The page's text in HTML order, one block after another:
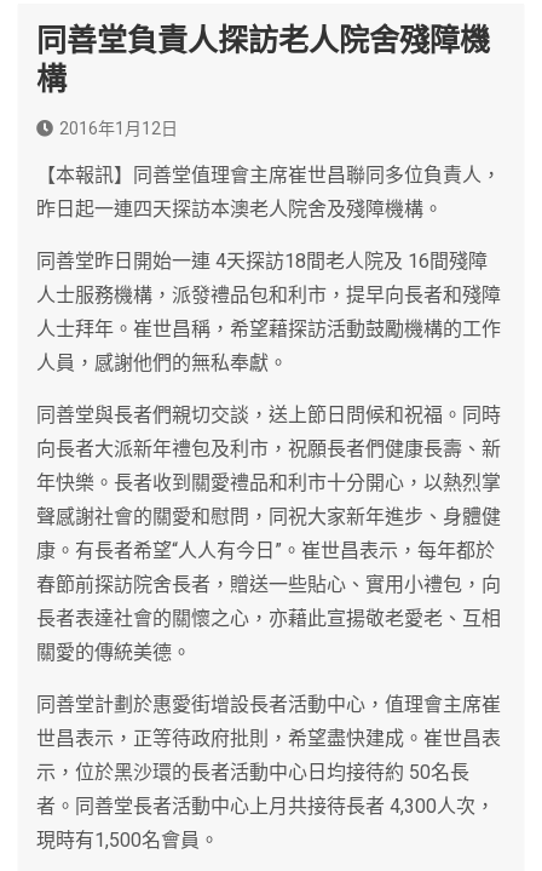
同善堂負責人探訪老人院舍殘障機
構
2016年1月12日
【本報訊】同善堂值理會主席崔世昌聯同多位負責人，
昨日起一連四天探訪本澳老人院舍及殘障機構。
同善堂昨日開始一連 4天探訪18間老人院及 16間殘障
人士服務機構，派發禮品包和利市，提早向長者和殘障
人士拜年。崔世昌稱，希望藉探訪活動鼓勵機構的工作
人員，感謝他們的無私奉獻。
同善堂與長者們親切交談，送上節日問候和祝福。同時
向長者大派新年禮包及利市，祝願長者們健康長壽、新
年快樂。長者收到關愛禮品和利市十分開心，以熱烈掌
聲感謝社會的關愛和慰問，同祝大家新年進步、身體健
康。有長者希望“人人有今日”。崔世昌表示，每年都於
春節前探訪院舍長者，贈送一些貼心、實用小禮包，向
長者表達社會的關懷之心，亦藉此宣揚敬老愛老、互相
關愛的傳統美德。
同善堂計劃於惠愛街增設長者活動中心，值理會主席崔
世昌表示，正等待政府批則，希望盡快建成。崔世昌表
示，位於黑沙環的長者活動中心日均接待約 50名長
者。同善堂長者活動中心上月共接待長者 4,300人次，
現時有1,500名會員。